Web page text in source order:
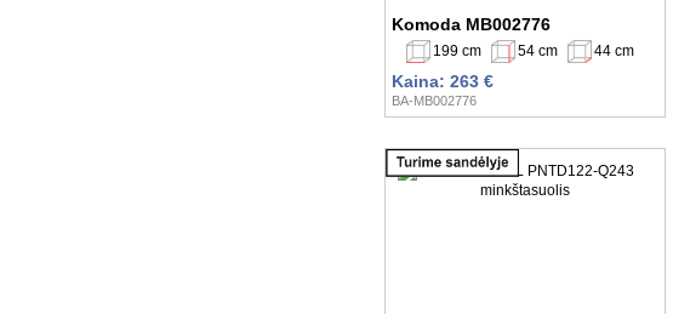
Komoda MB002776
199 cm 54 cm 44 cm
Kaina: 263 €
BA-MB002776